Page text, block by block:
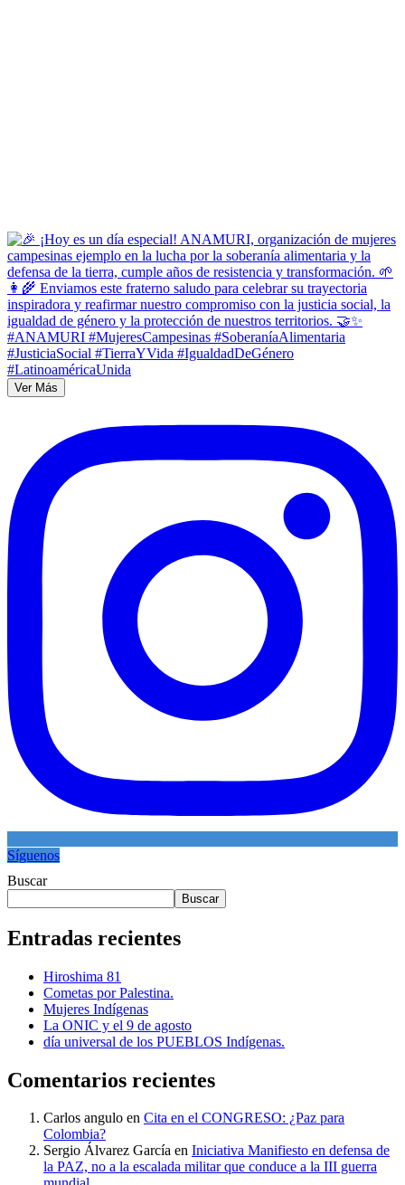
Ver Más
Síguenos
Buscar
Buscar
Entradas recientes
Hiroshima 81
Cometas por Palestina.
Mujeres Indígenas
La ONIC y el 9 de agosto
día universal de los PUEBLOS Indígenas.
Comentarios recientes
Carlos angulo en Cita en el CONGRESO: ¿Paz para
Colombia?
Sergio Álvarez García en Iniciativa Manifiesto en defensa de
la PAZ, no a la escalada militar que conduce a la III guerra